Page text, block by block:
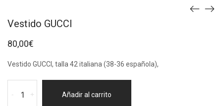
Vestido GUCCI
80,00€
Vestido GUCCI, talla 42 italiana (38-36 española),
GUCCI
+
- Añadir al carrito